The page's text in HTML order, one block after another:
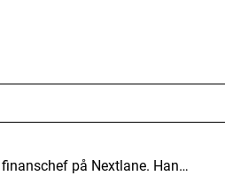
på Nextlane. Han…